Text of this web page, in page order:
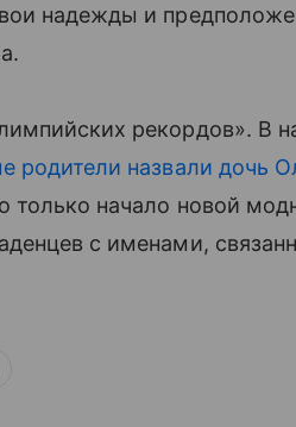
надежды и
рекордов». В
родители назвали дочь
только начало новой
с именами,